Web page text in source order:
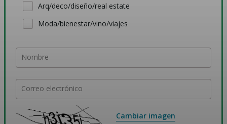
Arq/deco/diseño/real estate
Moda/bienestar/vino/viajes
Nombre
Correo electrónico
Cambiar imagen